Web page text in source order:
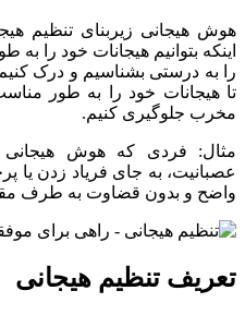
هوش هیجانی زیربنای تنظیم
اینکه بتوانیم هیجانات خود را به
را به درستی بشناسیم و درک
تا هیجانات خود را به طور
مخرب جلوگیری کنیم.
مثال: فردی که هوش هیجانی
عصبانیت، به جای فریاد زدن یا
واضح و بدون قضاوت به طرف
تعریف تنظیم هیجانی